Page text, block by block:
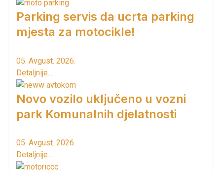
Parking servis da ucrta parking
mjesta za motocikle!
05. Avgust. 2026.
Detaljnije...
Novo vozilo uključeno u vozni
park Komunalnih djelatnosti
05. Avgust. 2026.
Detaljnije...